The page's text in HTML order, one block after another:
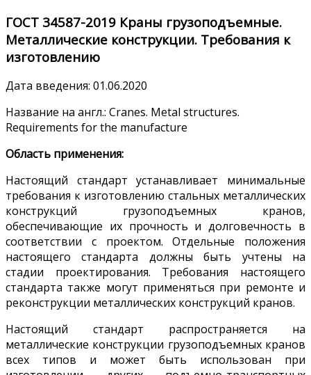
ГОСТ 34587-2019 Краны грузоподъемные.
Металлические конструкции. Требования к
изготовлению
Дата введения: 01.06.2020
Название на англ.: Cranes. Metal structures.
Requirements for the manufacture
Область применения:
Настоящий стандарт устанавливает минимальные
требования к изготовлению стальных металлических
конструкций грузоподъемных кранов,
обеспечивающие их прочность и долговечность в
соответствии с проектом. Отдельные положения
настоящего стандарта должны быть учтены на
стадии проектирования. Требования настоящего
стандарта также могут применяться при ремонте и
реконструкции металлических конструкций кранов.
Настоящий стандарт распространяется на
металлические конструкции грузоподъемных кранов
всех типов и может быть использован при